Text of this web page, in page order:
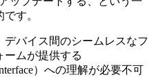
す。
バイス間のシームレスなフ
ームが提供する
）への理解が必要不可